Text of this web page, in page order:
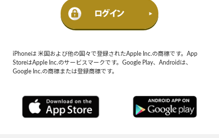
iPhoneは 米国および他の国々で登録されたApple Inc.の商標です。App
StoreはApple Inc.のサービスマークです。Google Play、Androidは、
Google Inc.の商標または登録商標です。